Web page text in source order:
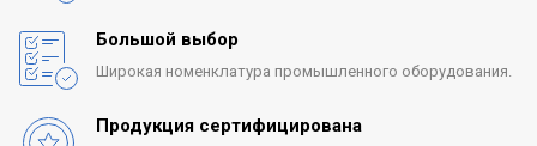
Большой выбор
Широкая номенклатура промышленного оборудования.
Продукция сертифицирована